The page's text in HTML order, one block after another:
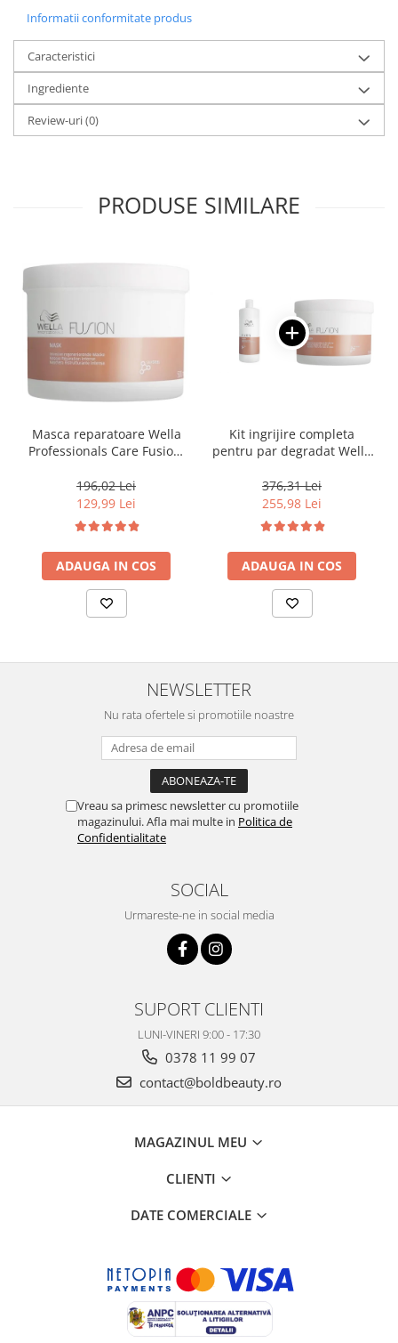
Informatii conformitate produs
Caracteristici
Ingrediente
Review-uri(0)
PRODUSE SIMILARE
Masca reparatoare Wella
Professionals Care Fusion,
196,02 Lei
129,99 Lei
ADAUGA IN COS
Kit ingrijire completa
pentru par degradat Wella
Salon Size
376,31 Lei
255,98 Lei
ADAUGA IN COS
NEWSLETTER
Nu rata ofertele si promotiile noastre
Vreau sa primesc newsletter cu promotiile
magazinului. Afla mai multe in Politica de
Confidentialitate
SOCIAL
Urmareste-ne in social media
SUPORT CLIENTI
LUNI-VINERI 9:00 - 17:30
0378 11 99 07
contact@boldbeauty.ro
MAGAZINUL MEU
CLIENTI
DATE COMERCIALE